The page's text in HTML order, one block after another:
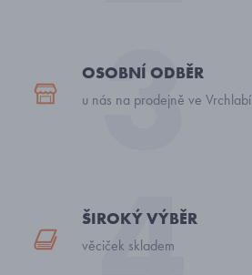
OSOBNÍ ODBĚR
u nás na prodejně ve Vrchlabí
ŠIROKÝ VÝBĚR
věciček skladem